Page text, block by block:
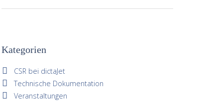
Kategorien
CSR bei dictaJet
Technische Dokumentation
Veranstaltungen